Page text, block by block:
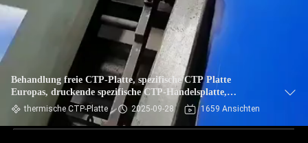
Behandlung freie CTP-Platte, spezifische CTP Platte
Europas, druckende spezifische CTP-Handelsplatte,
Offsetdruck CTP-Platte
thermische CTP-Platte 2025-09-28 1659 Ansichten